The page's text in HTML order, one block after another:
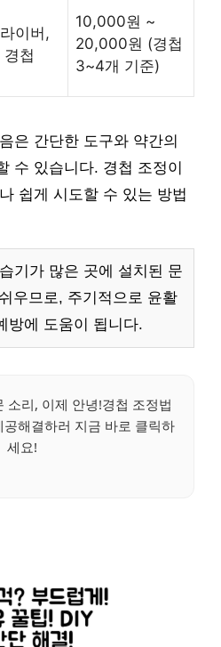
이버,
경첩
10,000원 ~
20,000원 (경첩
3~4개 기준)
은 간단한 도구와 약간의
수 있습니다. 경첩 조정이
쉽게 시도할 수 있는 방법
기가 많은 곳에 설치된 문
우므로, 주기적으로 윤활
방에 도움이 됩니다.
소리, 이제 안녕!경첩 조정법
해결하러 지금 바로 클릭하
세요!